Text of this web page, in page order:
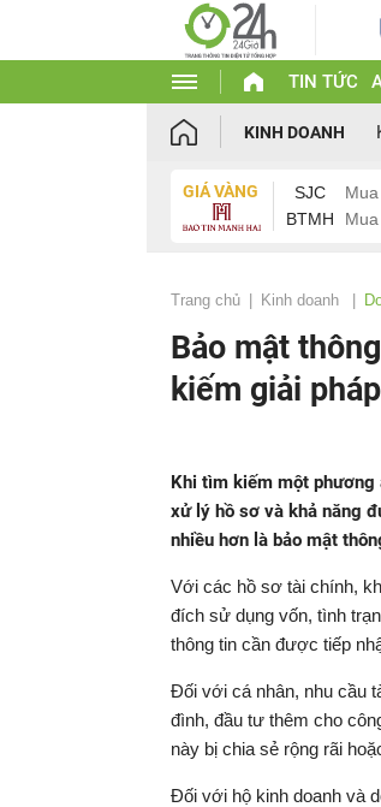
TIN TỨC
KINH DOANH
GIÁ VÀNG SJC Mua
BTMH
Mua
Trang chủ Kinh doanh
Bảo mật
kiếm giải
Khi tìm kiếm một phương
xử lý hồ sơ và khả năng
nhiều hơn là bảo mật
Với các hồ sơ tài chính,
đích sử dụng vốn, tình
thông tin cần được tiếp
Đối với cá nhân, nhu cầu
đình, đầu tư thêm cho
này bị chia sẻ rộng rãi
Đối với hộ kinh doanh và